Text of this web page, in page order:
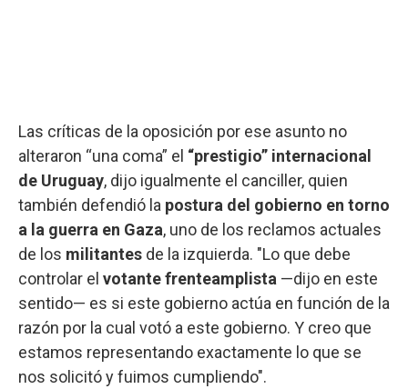
Las críticas de la oposición por ese asunto no
alteraron “una coma” el “prestigio” internacional
de Uruguay, dijo igualmente el canciller, quien
también defendió la postura del gobierno en torno
a la guerra en Gaza, uno de los reclamos actuales
de los militantes de la izquierda. "Lo que debe
controlar el votantefrenteamplista —dijo en este
sentido— es si este gobierno actúa en función de la
razón por la cual votó a este gobierno. Y creo que
estamos representando exactamente lo que se
nos solicitó y fuimos cumpliendo".